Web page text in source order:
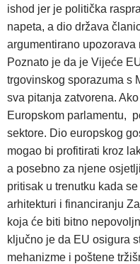
ishod jer je politička
napeta, a dio država
argumentirano
Poznato je da je Vijeće
trgovinskog sporazuma s
sva pitanja zatvorena.
Europskom parlamentu,
sektore. Dio europskog
mogao bi profitirati kroz
a posebno za njene
pritisak u trenutku kada
arhitekturi i financiranju
koja će biti bitno
ključno je da EU osigura
mehanizme i poštene